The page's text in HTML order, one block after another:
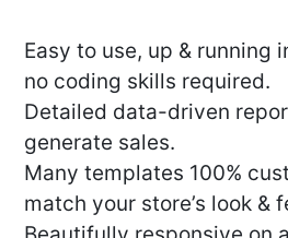
Easy to use, up & running
no coding skills required.
Detailed data-driven
generate sales.
Many templates 100%
match your store’s look &